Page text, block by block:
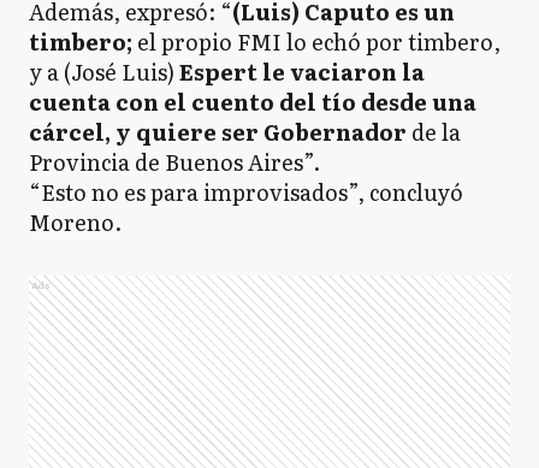
Además, expresó: “(Luis) Caputo es un
timbero; el propio FMI lo echó por timbero,
y a (José Luis)Espert le vaciaron la
cuenta con el cuento del tío desde una
cárcel, y quiere ser Gobernador de la
Provincia de Buenos Aires”.
“Esto no es para improvisados”, concluyó
Moreno.
Ads